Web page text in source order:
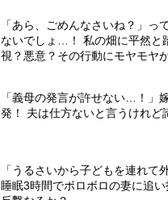
「あら、ごめんなさいね？」っ
ないでしょ…！ 私の畑に平然
視？悪意？その行動にモヤモヤ
「義母の発言が許せない…！」
発！ 夫は仕方ないと言うけれど
「うるさいから子どもを連れて
睡眠3時間でボロボロの妻に追